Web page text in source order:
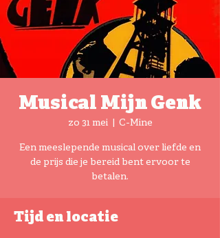
Musical Mijn Genk
zo 31 mei
  |
C-Mine
Een meeslepende musical over liefde en
de prijs die je bereid bent ervoor te
betalen.
Tijd en locatie